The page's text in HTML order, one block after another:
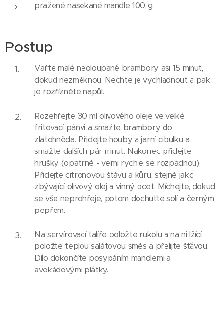
pražené nasekané mandle 100 g
Postup
Vařte malé neoloupané brambory asi 15 minut,
dokud nezměknou. Nechte je vychladnout a pak
je rozřízněte napůl.
Rozehřejte 30 ml olivového oleje ve velké
fritovací pánvi a smažte brambory do
zlatohněda. Přidejte houby a jarní cibulku a
smažte dalších pár minut. Nakonec přidejte
hrušky (opatrně - velmi rychle se rozpadnou).
Přidejte citronovou šťávu a kůru, stejně jako
zbývající olivový olej a vinný ocet. Míchejte, dokud
se vše neprohřeje, potom dochuťte solí a černým
pepřem.
Na servírovací talíře položte rukolu a na ni lžící
položte teplou salátovou směs a přelijte šťávou.
Dílo dokončíte posypáním mandlemi a
avokádovými plátky.